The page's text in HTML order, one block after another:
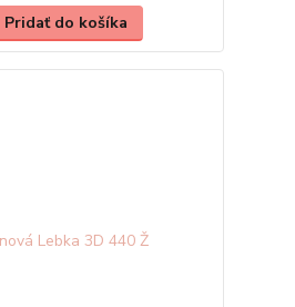
Pridať do košíka